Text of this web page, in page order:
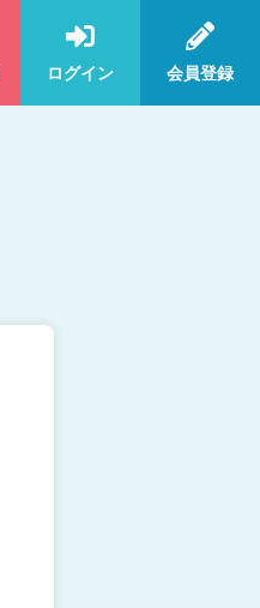
ログイン 会員登録